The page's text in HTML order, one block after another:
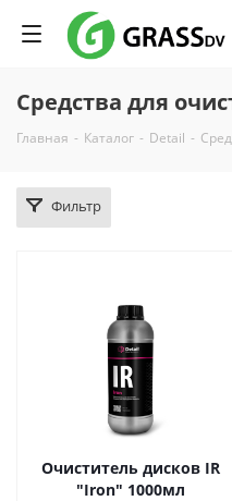
Средства для
Главная - Каталог - Detail -
Фильтр
Очиститель дисков IR
"Iron" 1000мл